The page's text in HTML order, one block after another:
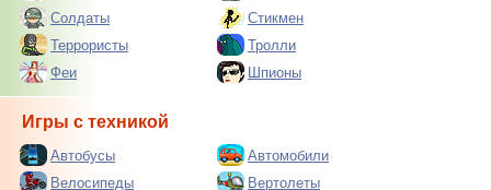
Солдаты
Стикмен
Террористы
Тролли
Феи
Шпионы
Игры с техникой
Автобусы
Автомобили
Велосипеды
Вертолеты